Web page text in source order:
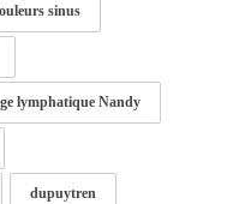
sinus
lymphatique Nandy
dupuytren